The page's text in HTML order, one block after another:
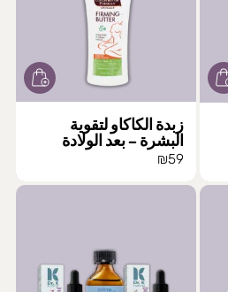
زبدة الكاكاو لتقوية
البشرة – بعد الولادة
₪59